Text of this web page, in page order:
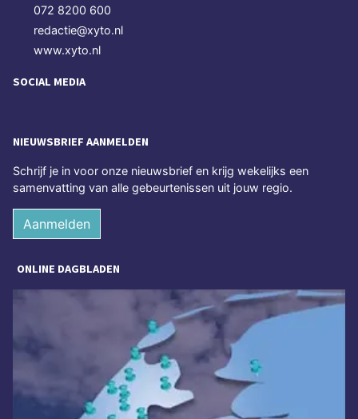
072 8200 600
redactie@xyto.nl
www.xyto.nl
SOCIAL MEDIA
NIEUWSBRIEF AANMELDEN
Schrijf je in voor onze nieuwsbrief en krijg wekelijks een
samenvatting van alle gebeurtenissen uit jouw regio.
Aanmelden
ONLINE DAGBLADEN